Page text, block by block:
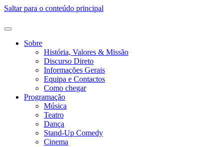
Saltar para o conteúdo principal
Sobre
História, Valores & Missão
Discurso Direto
Informações Gerais
Equipa e Contactos
Como chegar
Programação
Música
Teatro
Dança
Stand-Up Comedy
Cinema